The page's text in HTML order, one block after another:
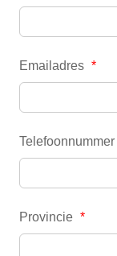
Emailadres *
Telefoonnummer
Provincie *